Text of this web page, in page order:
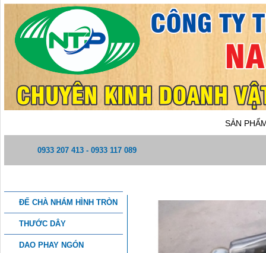
SẢN
0933 207 413 - 0933 117 089
ĐẾ CHÀ NHÁM HÌNH TRÒN
THƯỚC DÂY
DAO PHAY NGÓN